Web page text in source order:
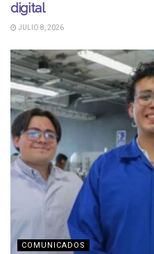
digital
JULIO 8, 2026
COMUNICADOS